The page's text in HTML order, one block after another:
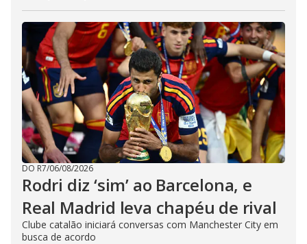
DO R7/06/08/2026
Rodri diz ‘sim’ ao Barcelona, e
Real Madrid leva chapéu de rival
Clube catalão iniciará conversas com Manchester City em
busca de acordo